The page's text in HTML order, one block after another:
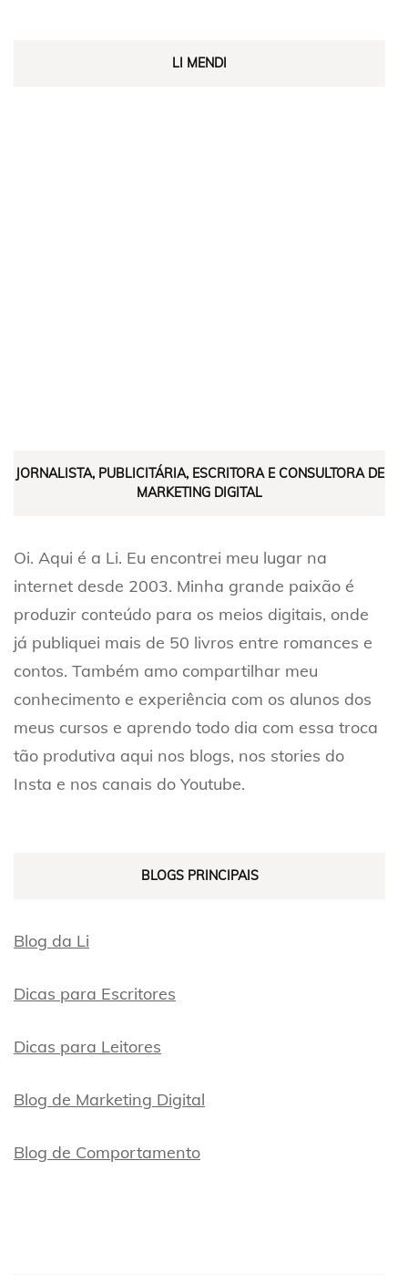
LI MENDI
JORNALISTA, PUBLICITÁRIA, ESCRITORA E CONSULTORA DE
MARKETING DIGITAL
Oi. Aqui é a Li. Eu encontrei meu lugar na
internet desde 2003. Minha grande paixão é
produzir conteúdo para os meios digitais, onde
já publiquei mais de 50 livros entre romances e
contos. Também amo compartilhar meu
conhecimento e experiência com os alunos dos
meus cursos e aprendo todo dia com essa troca
tão produtiva aqui nos blogs, nos stories do
Insta e nos canais do Youtube.
BLOGS PRINCIPAIS
Blog da Li
Dicas para Escritores
Dicas para Leitores
Blog de Marketing Digital
Blog de Comportamento